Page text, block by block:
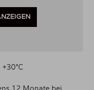
+30°C